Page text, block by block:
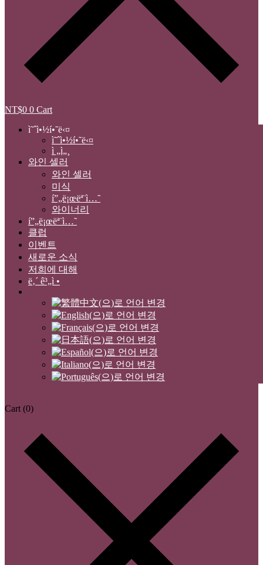
NT$0 0 Cart
ì˜ˆì•½í•˜ë‹¤
ì˜ˆì•½í•˜ë‹¤
ì „ì„¸
와인 셀러
와인 셀러
미식
í”„ë¡œëª¨ì…˜
와이너리
í”„ë¡œëª¨ì…˜
클럽
이벤트
새로운 소식
저희에 대해
ë‚´ ê³„ì •
Cart (0)